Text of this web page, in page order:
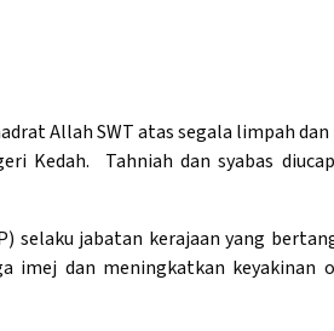
Allah SWT atas segala limpah
Kedah. Tahniah dan syabas
selaku jabatan kerajaan yang
imej dan meningkatkan keyakinan